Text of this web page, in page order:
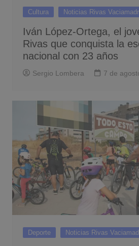
Cultura Noticias Rivas
Iván López-Ortega, el
Rivas que conquista la
nacional con 23 años
Sergio Lombera 7 de
Deporte Noticias Rivas